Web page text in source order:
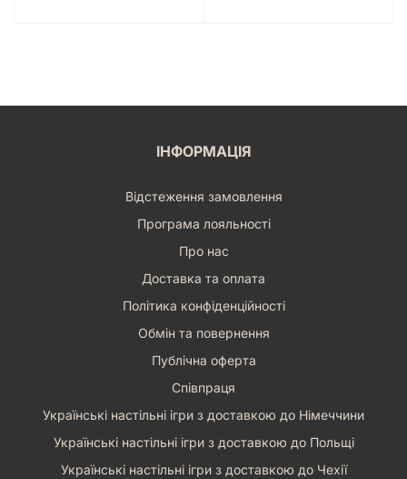
ІНФОРМАЦІЯ
Відстеження замовлення
Програма лояльності
Про нас
Доставка та оплата
Політика конфіденційності
Обмін та повернення
Публічна оферта
Співпраця
Українські настільні ігри з доставкою до Німеччини
Українські настільні ігри з доставкою до Польщі
Українські настільні ігри з доставкою до Чехії